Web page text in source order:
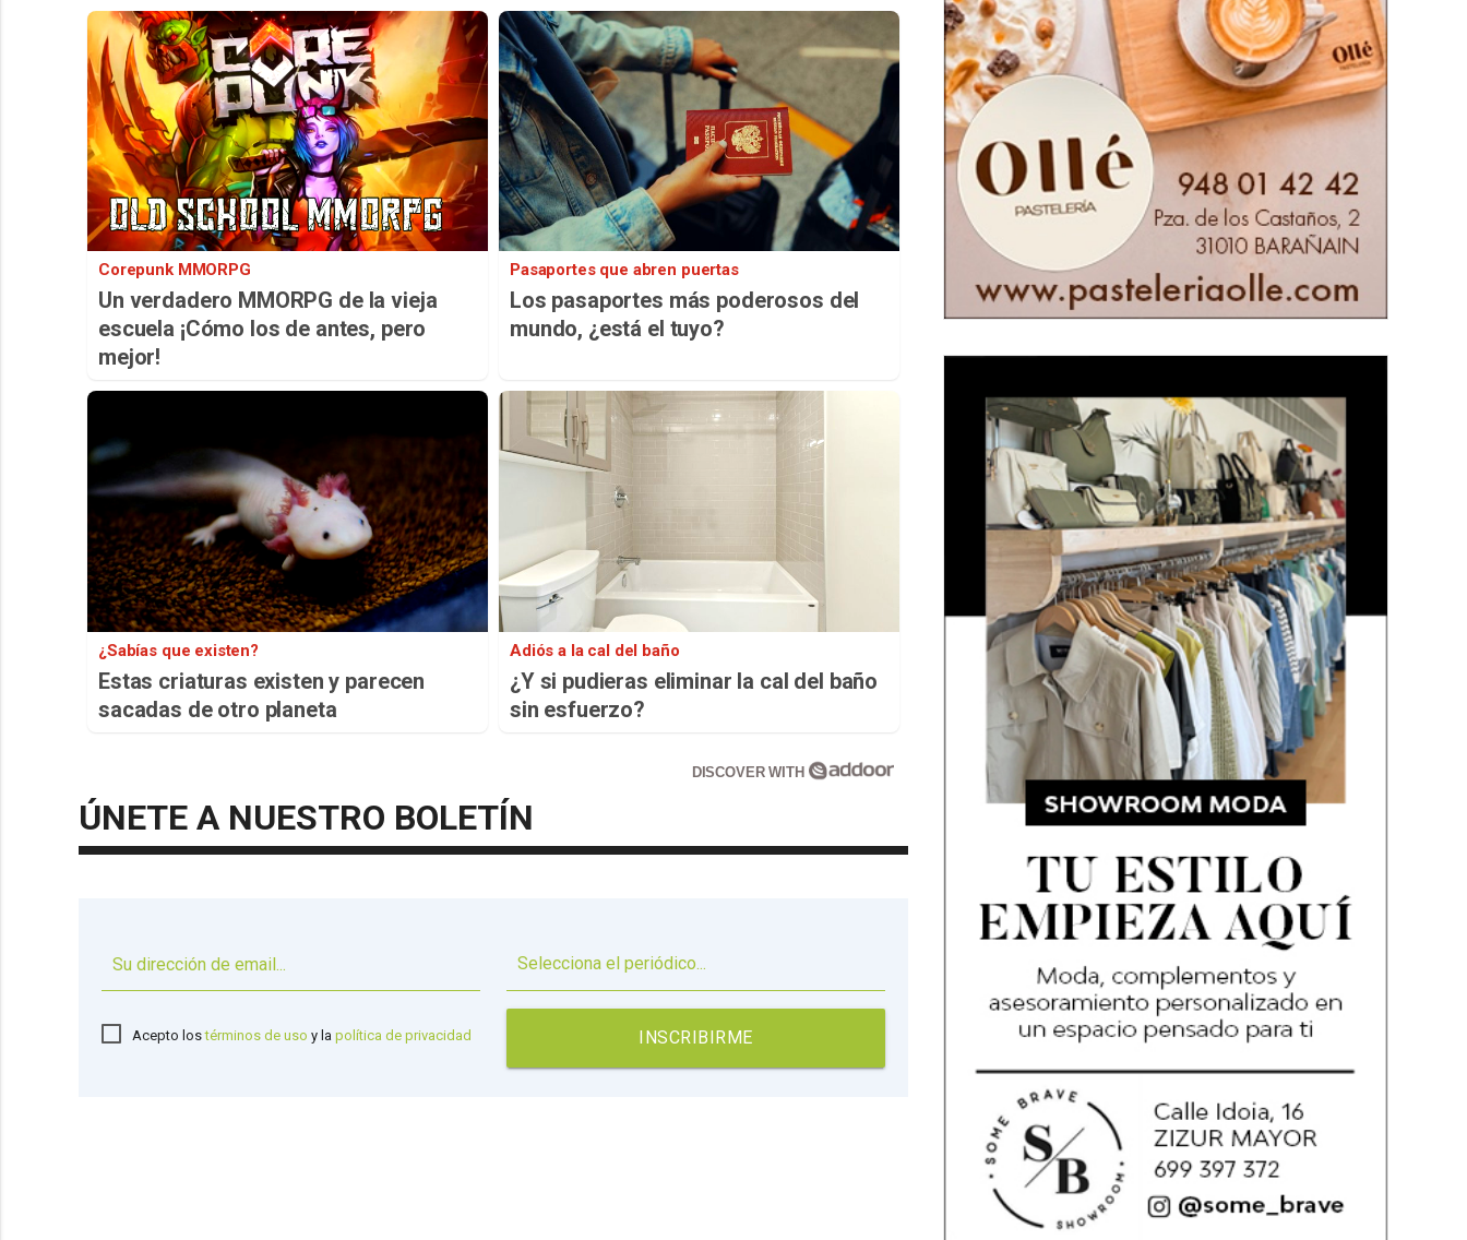
Corepunk MMORPG
Un verdadero MMORPG de la vieja
escuela ¡Cómo los de antes, pero
mejor!
Pasaportes que abren puertas
Los pasaportes más poderosos del
mundo, ¿está el tuyo?
¿Sabías que existen?
Estas criaturas existen y parecen
sacadas de otro planeta
Adiós a la cal del baño
¿Y si pudieras eliminar la cal del baño
sin esfuerzo?
DISCOVER WITH
ÚNETE A NUESTRO BOLETÍN
Acepto lostérminos de uso y la política de privacidad INSCRIBIRME